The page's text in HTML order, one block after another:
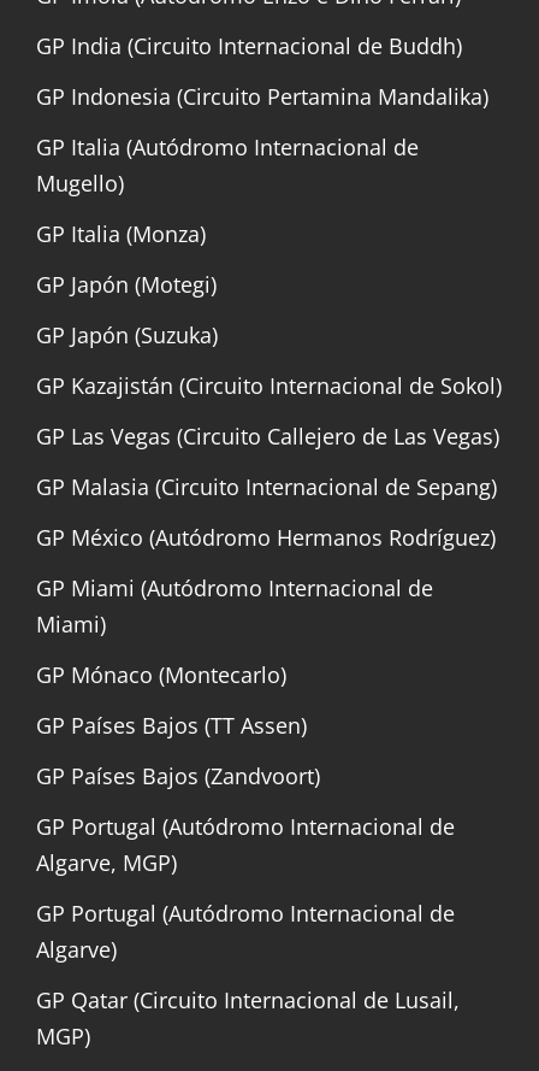
GP India (Circuito Internacional de Buddh)
GP Indonesia (Circuito Pertamina Mandalika)
GP Italia (Autódromo Internacional de
Mugello)
GP Italia (Monza)
GP Japón (Motegi)
GP Japón (Suzuka)
GP Kazajistán (Circuito Internacional de Sokol)
GP Las Vegas (Circuito Callejero de Las Vegas)
GP Malasia (Circuito Internacional de Sepang)
GP México (Autódromo Hermanos Rodríguez)
GP Miami (Autódromo Internacional de
Miami)
GP Mónaco (Montecarlo)
GP Países Bajos (TT Assen)
GP Países Bajos (Zandvoort)
GP Portugal (Autódromo Internacional de
Algarve, MGP)
GP Portugal (Autódromo Internacional de
Algarve)
GP Qatar (Circuito Internacional de Lusail,
MGP)